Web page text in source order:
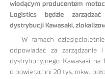
wiodącym producentem
Logistics będzie
dystrybucji Kawasaki,
W ramach
odpowiadać za zarządzanie
dystrybucyjnego Kawasaki na
o powierzchni 20 tys. mkw.